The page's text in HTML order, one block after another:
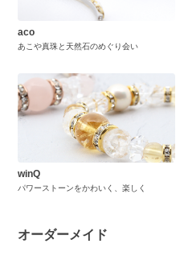
aco
あこや真珠と天然石のめぐり会い
winQ
パワーストーンをかわいく、楽しく
オーダーメイド